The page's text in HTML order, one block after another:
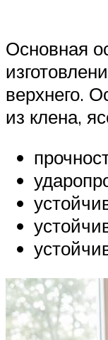
Основная
верхнего.
из клена,